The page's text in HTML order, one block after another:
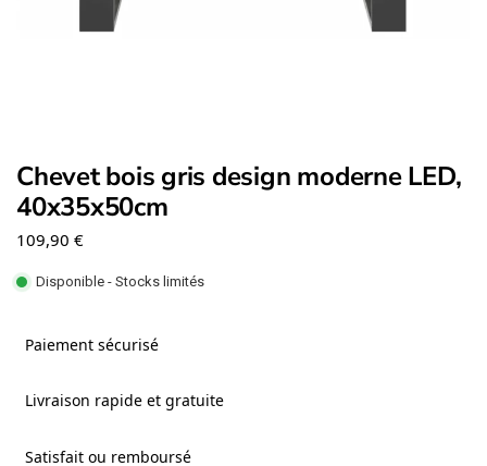
Chevet bois gris design moderne LED,
40x35x50cm
109,90 €
Disponible - Stocks limités
Paiement sécurisé
Livraison rapide et gratuite
Satisfait ou remboursé